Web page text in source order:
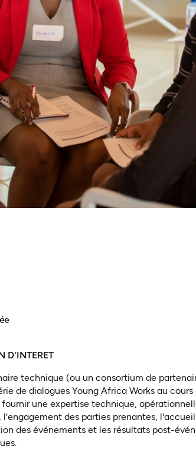
D'INTERET
technique (ou un consortium de
de dialogues Young Africa Works au
une expertise technique,
des parties prenantes,
des événements et les résultats post-